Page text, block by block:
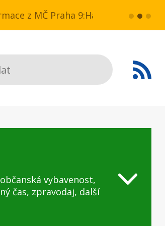
stav ulice Kbelská (úsek
více... HAVARIJNÍ
vybavenost,
čas, zpravodaj, další